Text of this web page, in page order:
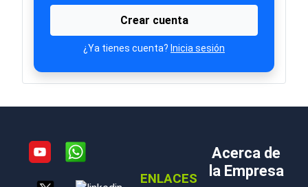
Crear cuenta
¿Ya tienes cuenta? Inicia sesión
ENLACES
Acerca de
la Empresa